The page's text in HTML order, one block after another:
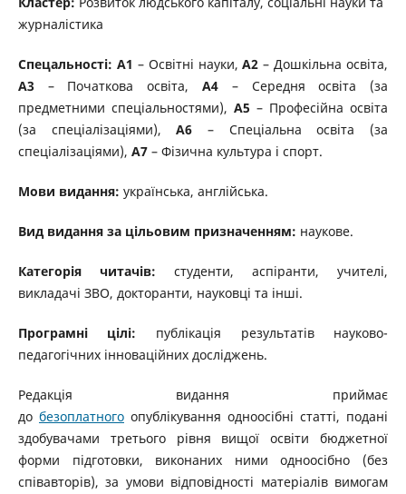
журналістика
Спецальності: А1 – Освітні науки,А2– Дошкільна освіта,
А3 – Початкова освіта,А4 – Середня освіта (за
предметними спеціальностями), А5– Професійна освіта
(за спеціалізаціями),А6– Спеціальна освіта (за
спеціалізаціями), А7 – Фізична культура і спорт.
Мови видання: українська, англійська.
Вид видання за цільовим призначенням: наукове.
Категорія читачів: студенти, аспіранти, учителі,
викладачі ЗВО, докторанти, науковці та інші.
Програмні цілі: публікація результатів науково-
педагогічних інноваційних досліджень.
Редакція видання приймає
до безоплатногоопублікування одноосібні статті, подані
здобувачами третього рівня вищої освіти бюджетної
форми підготовки, виконаних ними одноосібно (без
співавторів), за умови відповідності матеріалів вимогам